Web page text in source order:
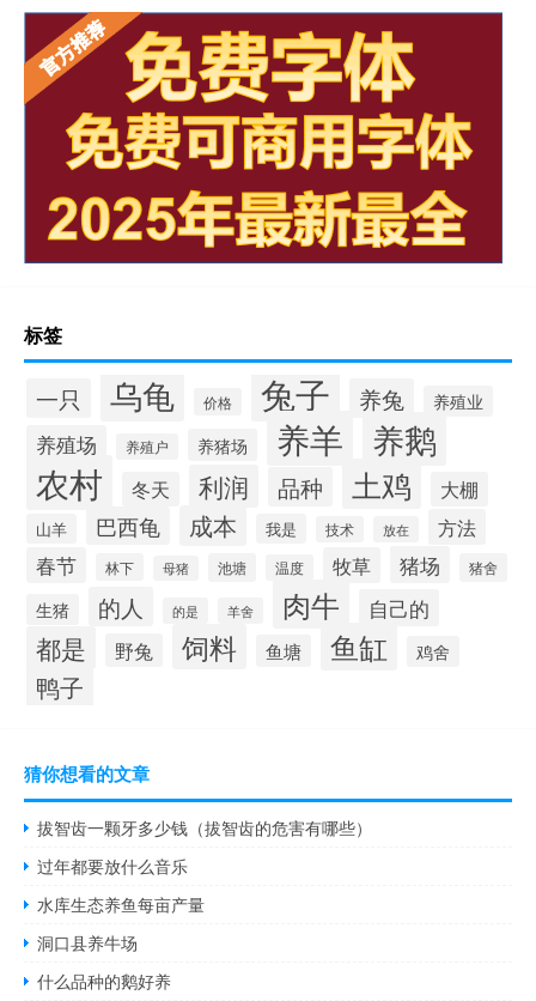
标签
一只 乌龟 价格 兔子 养兔 养殖业
养殖场 养殖户 养猪场 养羊 养鹅
农村 冬天 利润 品种 土鸡 大棚
山羊 巴西龟 成本 我是 技术 放在
方法
春节
林下 母猪 池塘 温度 牧草 猪场 猪舍
生猪 的人 的是 羊舍 肉牛 自己的
都是 野兔 饲料 鱼塘 鱼缸 鸡舍
鸭子
猜你想看的文章
拔智齿一颗牙多少钱（拔智齿的危害有哪些）
过年都要放什么音乐
水库生态养鱼每亩产量
洞口县养牛场
什么品种的鹅好养